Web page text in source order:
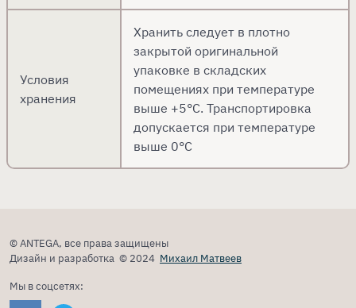
Условия
хранения
Хранить следует в плотно
закрытой оригинальной
упаковке в складских
помещениях при температуре
выше +5°С. Транспортировка
допускается при температуре
выше 0°С
© ANTEGA, все права защищены
Дизайн и разработка © 2024 Михаил Матвеев
Мы в соцсетях: